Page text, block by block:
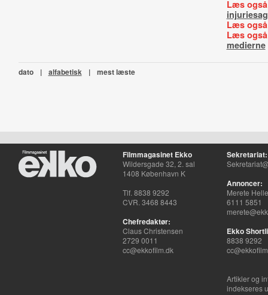
Læs
injuriesag
Læs
Læs
medierne
dato | alfabetisk | mest læste
Filmmagasinet Ekko
Wildersgade 32, 2. sal
1408 København K
Tlf. 8838 9292
CVR. 3468 8443
Chefredaktør:
Claus Christensen
2729 0011
cc@ekkofilm.dk
Sekretariat:
Annoncer:
Merete
6111 5851
Ekko
8838 9292
Artikler og
indekseres